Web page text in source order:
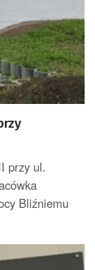
przy ul.
Bliźniemu